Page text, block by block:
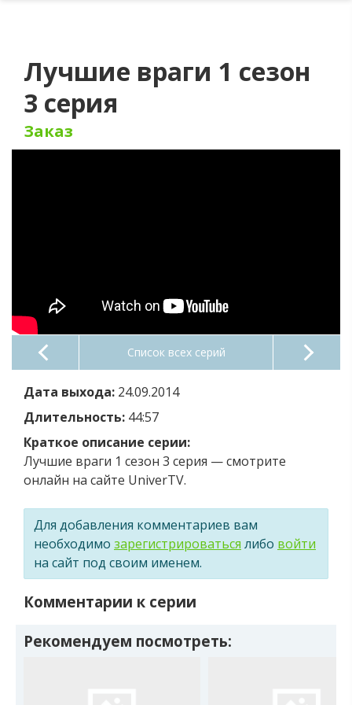
Лучшие враги 1 сезон
3 серия
Заказ
Список всех серий
Дата выхода: 24.09.2014
Длительность: 44:57
Краткое описание серии:
Лучшие враги 1 сезон 3 серия — смотрите
онлайн на сайте UniverTV.
Для добавления комментариев вам
необходимо зарегистрироваться либо войти
на сайт под своим именем.
Комментарии к серии
Рекомендуем посмотреть: